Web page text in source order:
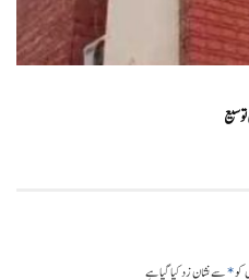
کو*سے نشان زد کیا گیا ہے